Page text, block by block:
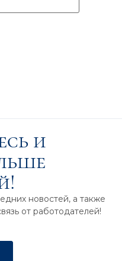
и
новостей, а также
от работодателей!